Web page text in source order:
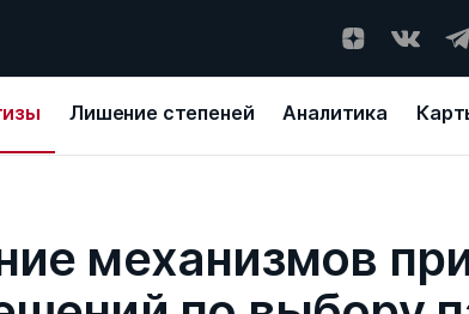
Лишение степеней Аналитика
механизмов